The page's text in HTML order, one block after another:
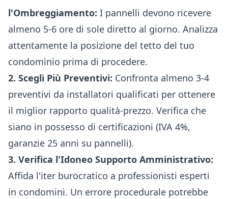
l'Ombreggiamento: I pannelli devono ricevere
almeno 5-6 ore di sole diretto al giorno. Analizza
attentamente la posizione del tetto del tuo
condominio prima di procedere.
2. Scegli Più Preventivi: Confronta almeno 3-4
preventivi da installatori qualificati per ottenere
il miglior rapporto qualità-prezzo. Verifica che
siano in possesso di certificazioni (IVA 4%,
garanzie 25 anni su pannelli).
3. Verifica l'Idoneo Supporto Amministrativo:
Affida l'iter burocratico a professionisti esperti
in condomini. Un errore procedurale potrebbe